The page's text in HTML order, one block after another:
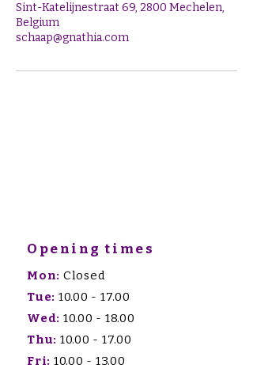
Sint-Katelijnestraat 69, 2800 Mechelen,
Belgium
schaap@gnathia.com
Opening times
Mon: Closed
Tue: 10.00 - 17.00
Wed: 10.00 - 18.00
Thu: 10.00 - 17.00
Fri: 10.00 - 13.00